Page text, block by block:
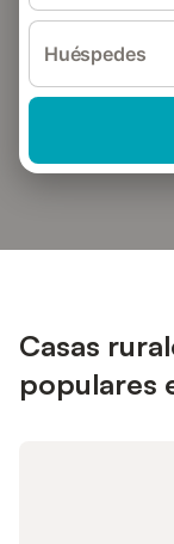
Huéspedes
Casas
populares